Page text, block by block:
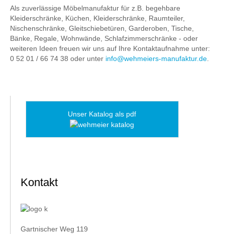
Als zuverlässige Möbelmanufaktur für z.B. begehbare
Kleiderschränke, Küchen, Kleiderschränke, Raumteiler,
Nischenschränke, Gleitschiebetüren, Garderoben, Tische,
Bänke, Regale, Wohnwände, Schlafzimmerschränke - oder
weiteren Ideen freuen wir uns auf Ihre Kontaktaufnahme unter:
0 52 01 / 66 74 38 oder unter info@wehmeiers-manufaktur.de
Unser Katalog als pdf
Kontakt
Gartnischer Weg 119